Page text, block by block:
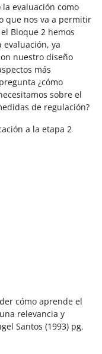
evaluación como
que nos va a permitir
Bloque 2 hemos
ya
nuestro diseño
más
¿cómo
sobre el
de regulación?
a la etapa 2
cómo aprende el
relevancia y
Santos (1993) pg.